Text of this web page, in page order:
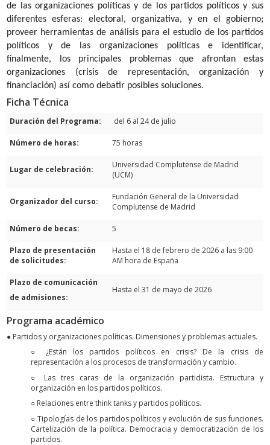
de las organizaciones políticas y de los partidos políticos y sus
diferentes esferas: electoral, organizativa, y en el gobierno;
proveer herramientas de análisis para el estudio de los partidos
políticos y de las organizaciones políticas e identificar,
finalmente, los principales problemas que afrontan estas
organizaciones (crisis de representación, organización y
financiación) así como debatir posibles soluciones.
Ficha Técnica
Duración del Programa: del 6 al 24 de julio
Número de horas: 75 horas
Lugar de celebración:
Universidad Complutense de Madrid
(UCM)
Organizador del curso:
Fundación General de la Universidad
Complutense de Madrid
Número de becas: 5
Plazo de presentación
de solicitudes:
Hasta el 18 de febrero de 2026 a las 9:00
AM hora de España
Plazo de comunicación
de admisiones:
Hasta el 31 de mayo de 2026
Programa académico
● Partidos y organizaciones políticas. Dimensiones y problemas actuales.
○ ¿Están los partidos políticos en crisis? De la crisis de
representación a los procesos de transformación y cambio.
○ Las tres caras de la organización partidista. Estructura y
organización en los partidos políticos.
○ Relaciones entre think tanks y partidos políticos.
○ Tipologías de los partidos políticos y evolución de sus funciones.
Cartelización de la política. Democracia y democratización de los
partidos.